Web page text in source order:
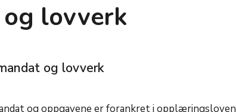
lovverk
og lovverk
og oppgavene er forankret i opplæringsloven